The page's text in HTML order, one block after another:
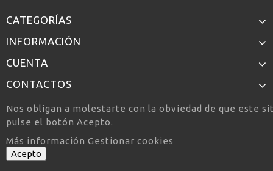
CATEGORÍAS
INFORMACIÓN
CUENTA
CONTACTOS
Nos obligan a molestarte con la obviedad de que este
pulse el botón Acepto.
Más información Gestionar cookies
Acepto